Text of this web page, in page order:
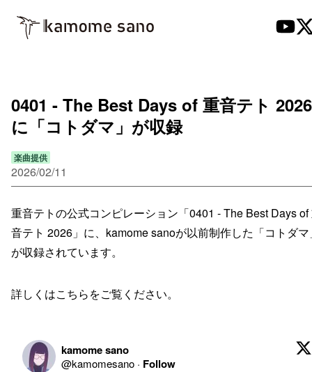
0401 - The Best Days of 重音テト 2026
に「コトダマ」が収録
楽曲提供
2026/02/11
重音テトの公式コンピレーション「0401 - The Best Days of
音テト 2026」に、kamome sanoが以前制作した「コトダ
が収録されています。
詳しくはこちらをご覧ください。
kamome sano
@kamomesano · Follow